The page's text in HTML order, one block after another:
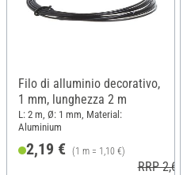
Filo di alluminio decorativo,
1 mm, lunghezza 2 m
L: 2 m, Ø: 1 mm, Material:
Aluminium
2,19 € (1 m = 1,10 €)
RRP 2,66 €